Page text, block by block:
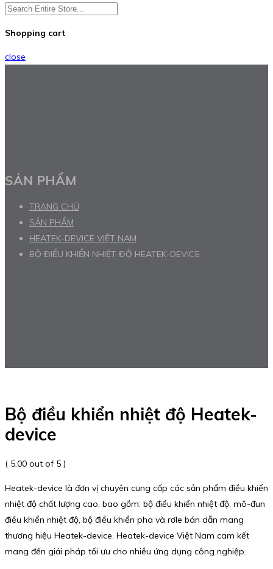
Shopping cart
close
SẢN PHẨM
TRANG CHỦ
SẢN PHẨM
HEATEK-DEVICE VIỆT NAM
BỘ ĐIỀU KHIỂN NHIỆT ĐỘ HEATEK-DEVICE
Bộ điều khiển nhiệt độ Heatek-
device
( 5.00 out of 5 )
Heatek-device là đơn vị chuyên cung cấp các sản phẩm điều khiển
nhiệt độ chất lượng cao, bao gồm: bộ điều khiển nhiệt độ, mô-đun
điều khiển nhiệt độ, bộ điều khiển pha và rơle bán dẫn mang
thương hiệu Heatek-device. Heatek-device Việt Nam cam kết
mang đến giải pháp tối ưu cho nhiều ứng dụng công nghiệp.